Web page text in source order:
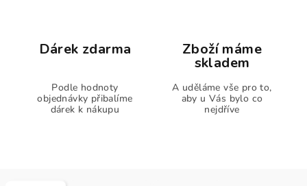
Dárek zdarma
Podle hodnoty
objednávky přibalíme
dárek k nákupu
Zboží máme
skladem
A uděláme vše pro to,
aby u Vás bylo co
nejdříve